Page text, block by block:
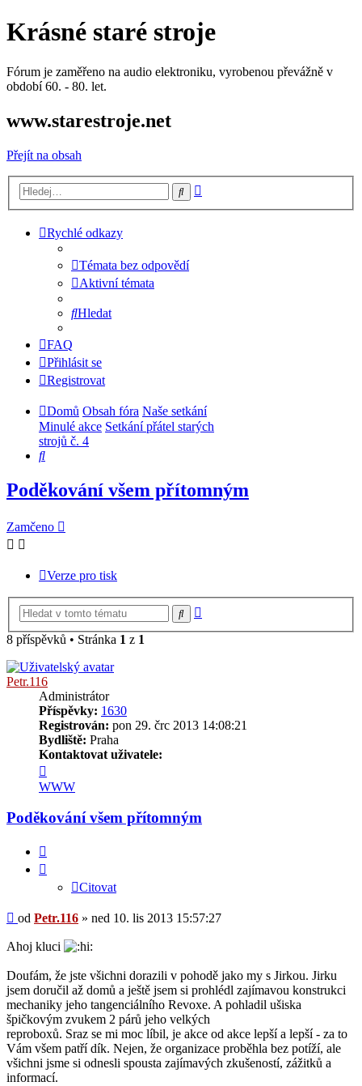
Krásné staré stroje
Fórum je zaměřeno na audio elektroniku, vyrobenou převážně v
období 60. - 80. let.
www.starestroje.net
Přejít na obsah
Hledat
Rychlé odkazy
Témata bez odpovědí
Aktivní témata
Hledat
FAQ
Přihlásit se
Registrovat
Domů Obsah fóra Naše setkání
Minulé akce Setkání přátel starých
strojů č. 4
Hledat
Poděkování všem přítomným
Zamčeno
Verze pro tisk
Hledat
8 příspěvků • Stránka 1 z 1
Petr.116
Administrátor
Příspěvky: 1630
Registrován: pon 29. črc 2013 14:08:21
Bydliště: Praha
Kontaktovat uživatele:
uživatele
Petr.116
WWW
Poděkování všem přítomným
Citovat
Příspěvek
od Petr.116 » ned 10. lis 2013 15:57:27
Ahoj kluci
Doufám, že jste všichni dorazili v pohodě jako my s Jirkou. Jirku
jsem doručil až domů a ještě jsem si prohlédl zajímavou konstrukci
mechaniky jeho tangenciálního Revoxe. A pohladil ušiska
špičkovým zvukem 2 párů jeho velkých
reproboxů. Sraz se mi moc líbil, je akce od akce lepší a lepší - za to
Vám všem patří dík. Nejen, že organizace proběhla bez potíží, ale
všichni jsme si odnesli spousta zajímavých zkušeností, zážitků a
informací.